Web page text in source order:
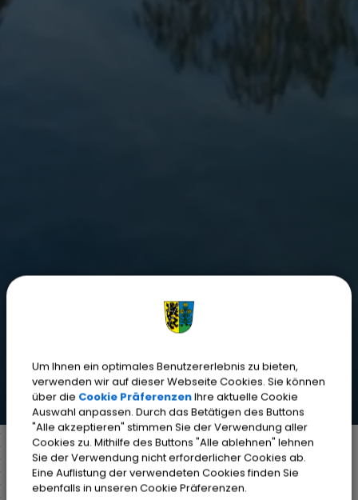
Markt Weisendorf
Unsere Gemeinde
Um Ihnen ein optimales Benutzererlebnis zu bieten,
verwenden wir auf dieser Webseite Cookies. Sie können
über die Cookie PräferenzenIhre aktuelle Cookie
Auswahl anpassen. Durch das Betätigen des Buttons
"Alle akzeptieren" stimmen Sie der Verwendung aller
Cookies zu. Mithilfe des Buttons "Alle ablehnen" lehnen
Sie der Verwendung nicht erforderlicher Cookies ab.
Eine Auflistung der verwendeten Cookies finden Sie
ebenfalls in unseren Cookie Präferenzen.